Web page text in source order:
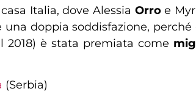
Italia, dove Alessia Orroe
una doppia soddisfazione,
2018) è stata premiata come
(Serbia)